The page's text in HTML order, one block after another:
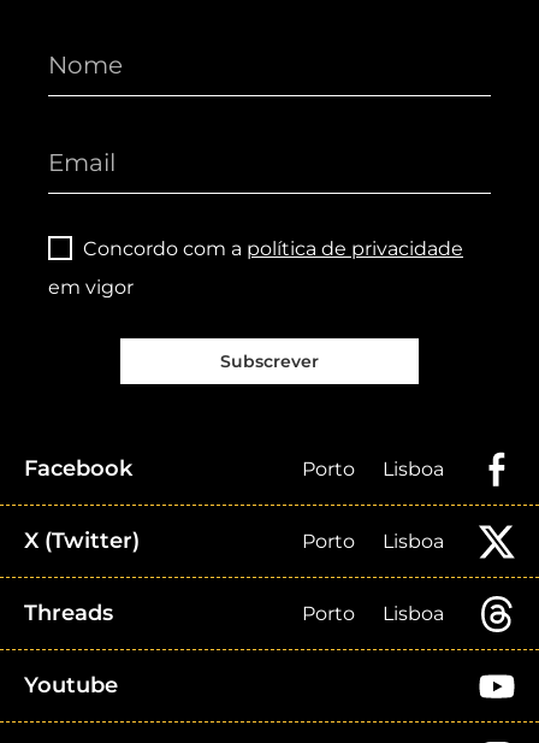
Concordo com a política de privacidade
em vigor
Subscrever
Facebook Porto Lisboa
X (Twitter) Porto Lisboa
Threads Porto Lisboa
Youtube